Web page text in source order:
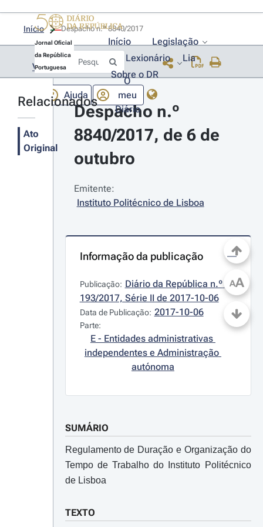
Jornal Oficial
da República
Portuguesa
Início
Legislação
Lexionário
Lia
Sobre o DR
Ajuda
O
meu
Diário
Início
Voltar
Relacionados
Ato
Original
Despacho n.º
8840/2017, de 6 de
outubro
Emitente:
Instituto Politécnico de Lisboa
Informação da publicação
Publicação: Diário da República n.º
193/2017, Série II de 2017-10-06
Data de Publicação: 2017-10-06
Parte:
E - Entidades administrativas
independentes e Administração
autónoma
SUMÁRIO
Regulamento de Duração e Organização do
Tempo de Trabalho do Instituto Politécnico
de Lisboa
TEXTO
AA